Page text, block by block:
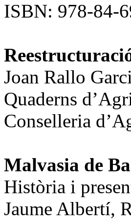
ISBN: 978-84-
Joan Rallo
Quaderns
Conselleria
Malvasia de
Història i
Jaume Albertí,